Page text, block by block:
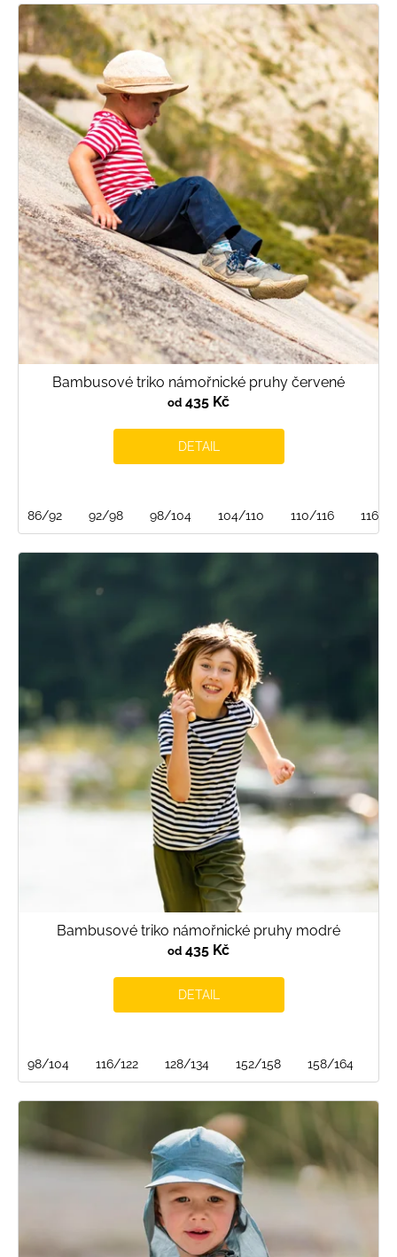
V
ý
p
i
s
p
r
o
d
u
k
t
ů
Bambusové triko námořnické pruhy červené
od 435 Kč
DETAIL
86/92 92/98 98/104 104/110 110/116 116/
Bambusové triko námořnické pruhy modré
od 435 Kč
DETAIL
98/104 116/122 128/134 152/158 158/164